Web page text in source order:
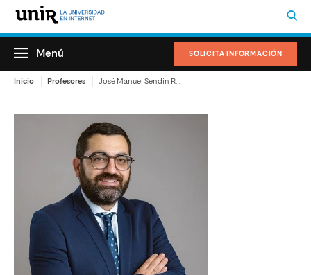
SOLICITA INFORMACIÓN
Menú
Inicio Profesores